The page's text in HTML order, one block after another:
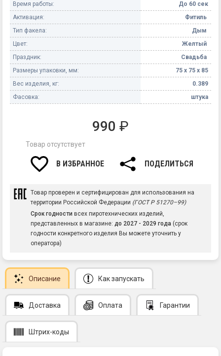
Время работы:
До 60 сек
Активация:
Фитиль
Тип факела:
Дым
Цвет:
Желтый
Праздник:
Свадьба
Размеры упаковки, мм:
75 х 75 х 85
Вес изделия, кг:
0.389
Фасовка:
штука
990 ₽
Товар отсутствует
В ИЗБРАННОЕ ПОДЕЛИТЬСЯ
Товар проверен и сертифицирован для использования на
территории Российской Федерации (ГОСТ Р 51270–99)
Срок годности всех пиротехнических изделий,
представленных в магазине: до 2027 - 2029 года (срок
годности конкретного изделия Вы можете уточнить у
оператора)
Описание Как запускать
Доставка Оплата Гарантии
Штрих-коды